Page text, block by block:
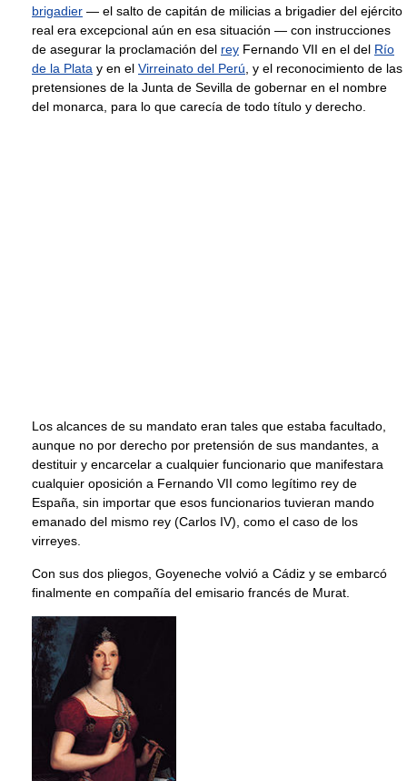
brigadier — el salto de capitán de milicias a brigadier del ejército
real era excepcional aún en esa situación — con instrucciones
de asegurar la proclamación del rey Fernando VII en el del Río
de la Plata y en el Virreinato del Perú , y el reconocimiento de las
pretensiones de la Junta de Sevilla de gobernar en el nombre
del monarca, para lo que carecía de todo título y derecho.
Los alcances de su mandato eran tales que estaba facultado,
aunque no por derecho por pretensión de sus mandantes, a
destituir y encarcelar a cualquier funcionario que manifestara
cualquier oposición a Fernando VII como legítimo rey de
España, sin importar que esos funcionarios tuvieran mando
emanado del mismo rey (Carlos IV), como el caso de los
virreyes.
Con sus dos pliegos, Goyeneche volvió a Cádiz y se embarcó
finalmente en compañía del emisario francés de Murat.